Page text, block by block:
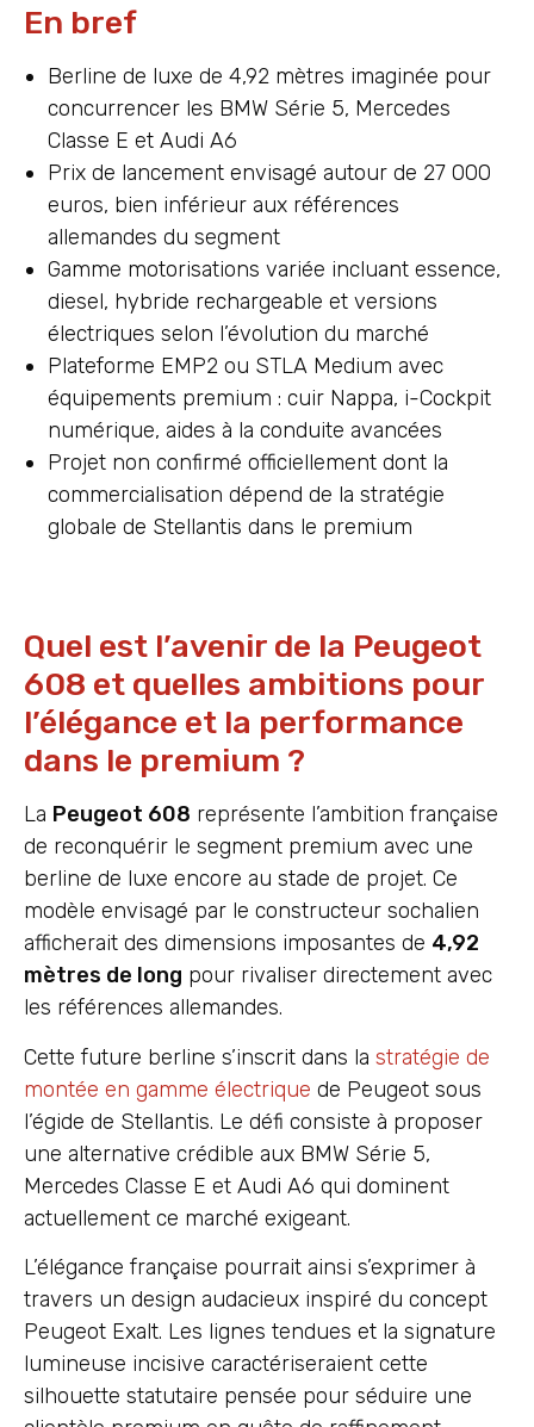
En bref
Berline de luxe de 4,92 mètres imaginée pour
concurrencer les BMW Série 5, Mercedes
Classe E et Audi A6
Prix de lancement envisagé autour de 27 000
euros, bien inférieur aux références
allemandes du segment
Gamme motorisations variée incluant essence,
diesel, hybride rechargeable et versions
électriques selon l’évolution du marché
Plateforme EMP2 ou STLA Medium avec
équipements premium : cuir Nappa, i-Cockpit
numérique, aides à la conduite avancées
Projet non confirmé officiellement dont la
commercialisation dépend de la stratégie
globale de Stellantis dans le premium
Quel est l’avenir de la Peugeot
608 et quelles ambitions pour
l’élégance et la performance
dans le premium ?
La Peugeot 608 représente l’ambition française
de reconquérir le segment premium avec une
berline de luxe encore au stade de projet. Ce
modèle envisagé par le constructeur sochalien
afficherait des dimensions imposantes de 4,92
mètres de long pour rivaliser directement avec
les références allemandes.
Cette future berline s’inscrit dans la stratégie de
montée en gamme électrique de Peugeot sous
l’égide de Stellantis. Le défi consiste à proposer
une alternative crédible aux BMW Série 5,
Mercedes Classe E et Audi A6 qui dominent
actuellement ce marché exigeant.
L’élégance française pourrait ainsi s’exprimer à
travers un design audacieux inspiré du concept
Peugeot Exalt. Les lignes tendues et la signature
lumineuse incisive caractériseraient cette
silhouette statutaire pensée pour séduire une